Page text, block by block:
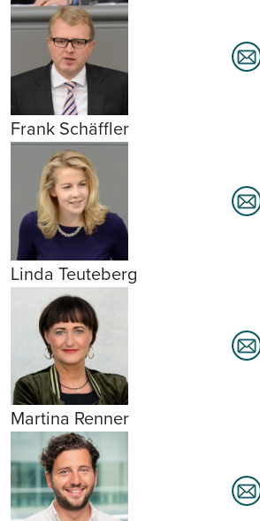
Frank Schäffler
Linda Teuteberg
Martina Renner